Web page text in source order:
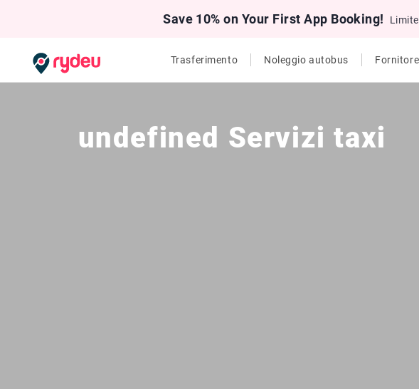
Save 10% on Your First App Booking!
Trasferimento Noleggio autobus Fornitore
undefined Servizi taxi